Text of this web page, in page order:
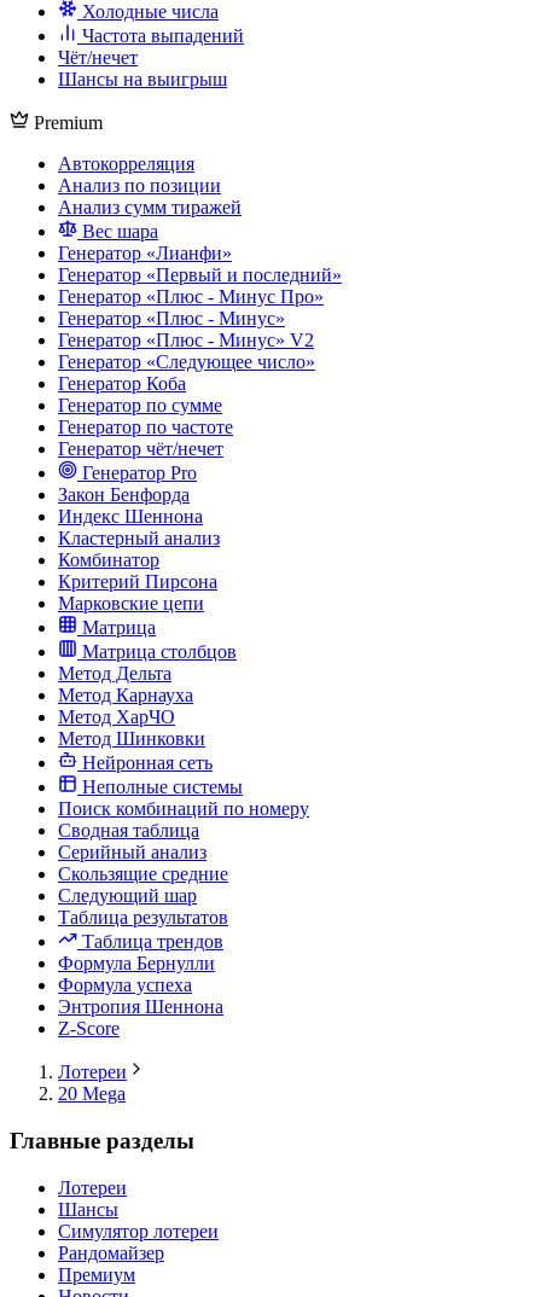
Холодные числа
Частота выпадений
Чёт/нечет
Шансы на выигрыш
Premium
Автокорреляция
Анализ по позиции
Анализ сумм тиражей
Вес шара
Генератор «Лианфи»
Генератор «Первый и последний»
Генератор «Плюс - Минус Про»
Генератор «Плюс - Минус»
Генератор «Плюс - Минус» V2
Генератор «Следующее число»
Генератор Коба
Генератор по сумме
Генератор по частоте
Генератор чёт/нечет
Генератор Pro
Закон Бенфорда
Индекс Шеннона
Кластерный анализ
Комбинатор
Критерий Пирсона
Марковские цепи
Матрица
Матрица столбцов
Метод Дельта
Метод Карнауха
Метод ХарЧО
Метод Шинковки
Нейронная сеть
Неполные системы
Поиск комбинаций по номеру
Сводная таблица
Серийный анализ
Скользящие средние
Следующий шар
Таблица результатов
Таблица трендов
Формула Бернулли
Формула успеха
Энтропия Шеннона
Z-Score
Лотереи
20 Mega
Главные разделы
Лотереи
Шансы
Симулятор лотереи
Рандомайзер
Премиум